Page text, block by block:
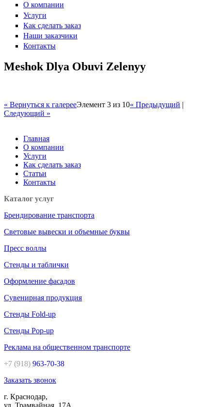
О компании
Услуги
Как сделать заказ
Наши заказчики
Контакты
Meshok Dlya Obuvi Zelenyy
« Вернуться к галерееЭлемент 3 из 10« Предыдущий |
Следующий »
Главная
О компании
Услуги
Как сделать заказ
Статьи
Контакты
Каталог услуг
Брендирование транспорта
Световые вывески и объемные буквы
Пресс воллы
Стенды и таблички
Оформление фасадов
Сувенирная продукция
Стенды Fold-up
Стенды Pop-up
Реклама на общественном транспорте
+7 (918) 963-70-38
Заказать звонок
г. Краснодар,
ул. Трамвайная, 17А